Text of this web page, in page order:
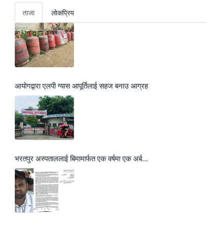
ताजा लाेकप्रिय
आयोगद्वारा एलपी ग्यास आपूर्तिलाई सहज बनाउ आग्रह
भरतपुर अस्पताललाई बिमामार्फत एक वर्षमा एक अर्ब...